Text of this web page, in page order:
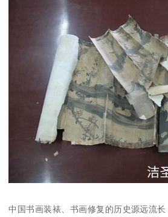
中国书画装裱、书画修复的历史源远流